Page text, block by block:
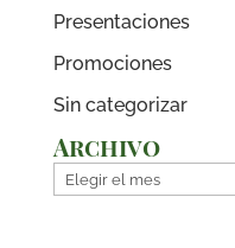
Presentaciones
Promociones
Sin categorizar
Archivo
Archivo